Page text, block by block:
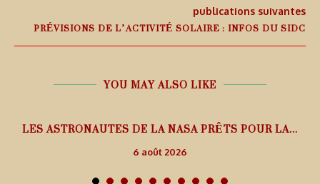
publications suivantes
PRÉVISIONS DE L’ACTIVITÉ SOLAIRE : INFOS DU SIDC
YOU MAY ALSO LIKE
LES ASTRONAUTES DE LA NASA PRÊTS POUR LA...
6 août 2026